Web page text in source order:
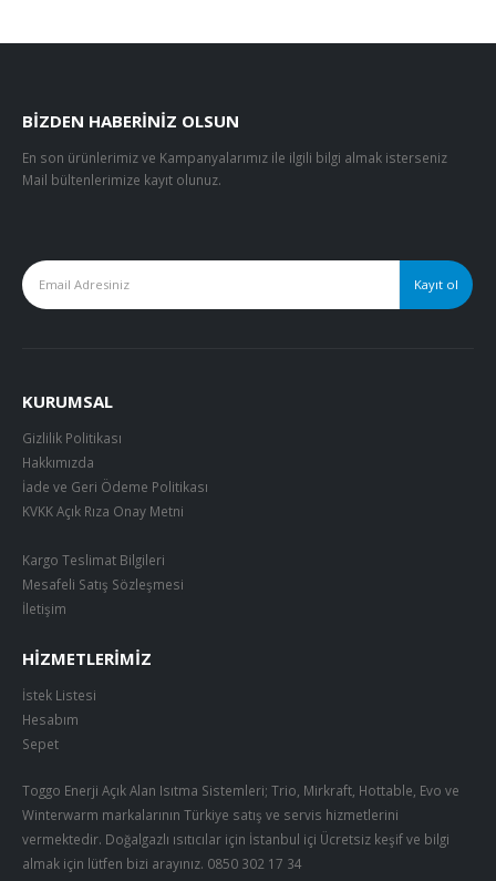
BIZDEN HABERINIZ OLSUN
En son ürünlerimiz ve Kampanyalarımız ile ilgili bilgi almak isterseniz
Mail bültenlerimize kayıt olunuz.
KURUMSAL
Gizlilik Politikası
Hakkımızda
İade ve Geri Ödeme Politikası
KVKK Açık Rıza Onay Metni
Kargo Teslimat Bilgileri
Mesafeli Satış Sözleşmesi
İletişim
HIZMETLERIMIZ
İstek Listesi
Hesabım
Sepet
Toggo Enerji Açık Alan Isıtma Sistemleri; Trio, Mirkraft, Hottable, Evo ve
Winterwarm markalarının Türkiye satış ve servis hizmetlerini
vermektedir. Doğalgazlı ısıtıcılar için İstanbul içi Ücretsiz keşif ve bilgi
almak için lütfen bizi arayınız. 0850 302 17 34